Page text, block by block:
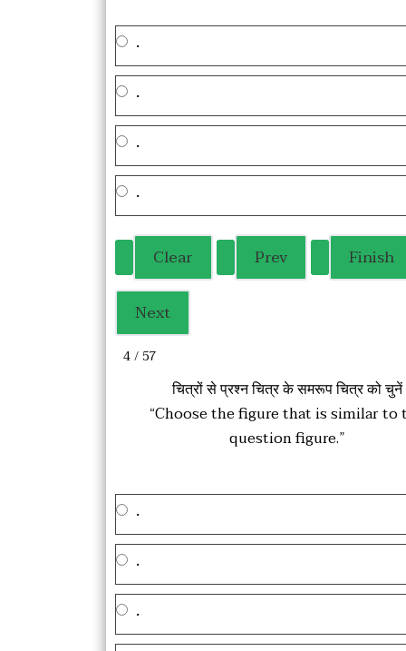
.
.
.
.
4 / 57
चित्रों से प्रश्न चित्र के समरूप चित्र को चुनें
“Choose the figure that is similar to
question figure.”
.
.
.